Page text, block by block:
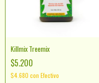
Killmix Treemix
$5.200
$4.680 con Efectivo